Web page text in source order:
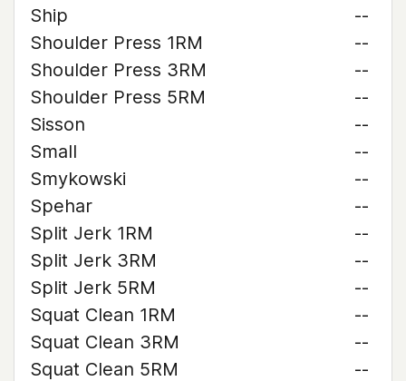
Ship
--
Shoulder Press 1RM
--
Shoulder Press 3RM
--
Shoulder Press 5RM
--
Sisson
--
Small
--
Smykowski
--
Spehar
--
Split Jerk 1RM
--
Split Jerk 3RM
--
Split Jerk 5RM
--
Squat Clean 1RM
--
Squat Clean 3RM
--
Squat Clean 5RM
--